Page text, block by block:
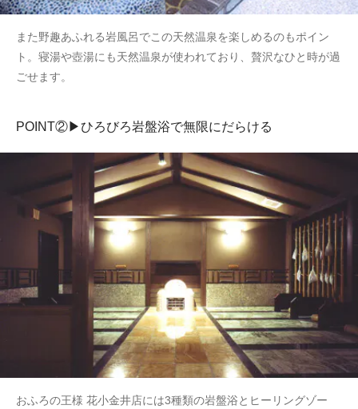
また野趣あふれる岩風呂でこの天然温泉を楽しめるのもポイン
ト。寝湯や壺湯にも天然温泉が使われており、贅沢なひと時が過
ごせます。
POINT②▶ひろびろ岩盤浴で無限にだらける
おふろの王様 花小金井店には3種類の岩盤浴とヒーリングゾー